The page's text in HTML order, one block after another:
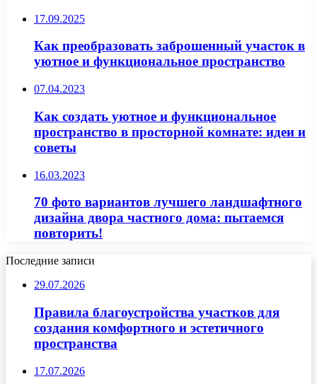
17.09.2025
Как преобразовать заброшенный участок в
уютное и функциональное пространство
07.04.2023
Как создать уютное и функциональное
пространство в просторной комнате: идеи и
советы
16.03.2023
70 фото вариантов лучшего ландшафтного
дизайна двора частного дома: пытаемся
повторить!
Последние записи
29.07.2026
Правила благоустройства участков для
создания комфортного и эстетичного
пространства
17.07.2026